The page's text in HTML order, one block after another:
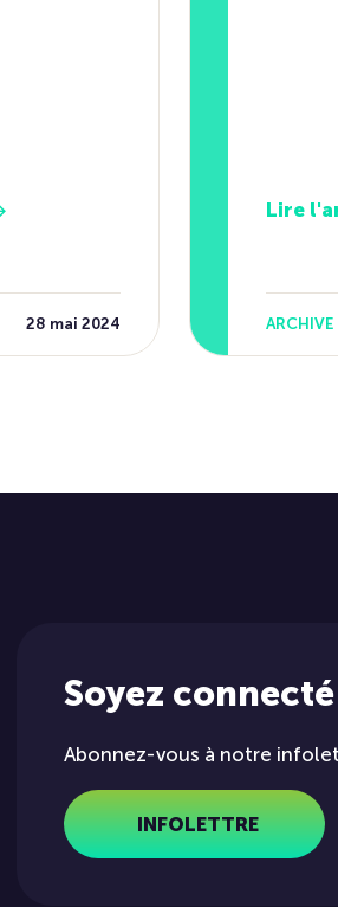
28 mai 2024
Lire
ARCHIVE
Soyez
Abonnez-vous à notre
INFOLETTRE